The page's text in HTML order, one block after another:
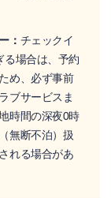
： チェックイ
る場合は、予約
め、必ず事前
ブサービスま
時間の深夜0時
無断不泊）扱
れる場合があ